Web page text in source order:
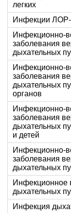
легких
Инфекции ЛОР-
Инфекционно-
заболевания
дыхательных
Инфекционно-
заболевания
дыхательных
органов
Инфекционно-
заболевания
дыхательных
и детей
Инфекционно-
заболевания
дыхательных
Инфекционное
дыхательных
Инфекция